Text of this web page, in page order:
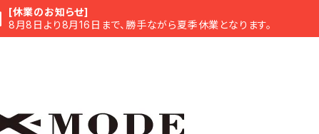
[休業のお知らせ]
8月8日より8月16日まで、勝手ながら夏季休業となります。